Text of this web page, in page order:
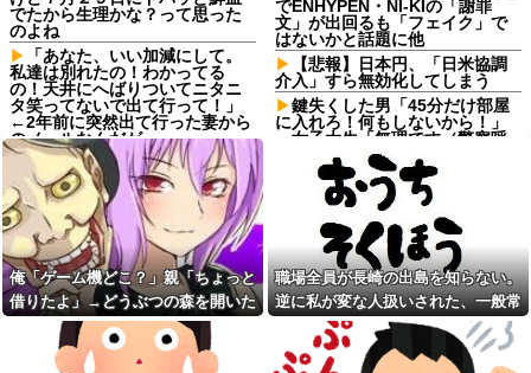
でたから生理かな？って思った
のよね
「あなた、いい加減にして。
私達は別れたの！わかってる
の！天井にへばりついてニタニ
タ笑ってないで出て行って！」
←2年前に突然出て行った妻から
のメールなんだが…
新幹線で。車掌「グリーン車
からご退出ください」乗客
「…」→注意されても動かない
乗客を見ていたら、その直後ま
さかの展開に…
私「映画代、5000円出すね」
彼「はい、お釣り」→受け取っ
た金額を見て、デート中の違和
感に気づいてしまい…
おっさんバイトが何も言わず
辞めた。労働局「パワハラの通
報がありました」俺「えっ、教
でENHYPEN・NI-KIの「謝罪
文」が出回るも「フェイク」で
はないかと話題に他
【悲報】日本円、「日米協調
介入」すら無効化してしまう
鍵失くした男「45分だけ部屋
に入れろ！何もしないから！」
→女子大生「無理です（警察呼
びます）」→男「熱中症になれ
ってか！使えないな！」完全に
不審者で草ｗｗｗ
【相談】私は学生なんだけ
ど、学校行けない。最近ずっと
ダルくて何となく悲しい。親に
不登校宣言するか、もしく
は…。もう苦しすぎてこれ以上
の道が思いつかない。
「Virtual Insanity」30年越し
の“公式和訳“が公開される
欠勤連絡してきた後輩を「未
俺「ゲーム機どこ？」親「ちょっと
借りたよ」→どうぶつの森を開いた
瞬間、村が大変なことになってい
て…
職場全員が長崎の出島を知らない。
逆に私が変な人扱いされた、一般常
識だと思ってたのに